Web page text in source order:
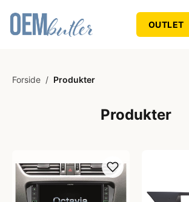
OUTLET
Forside / Produkter
Produkter